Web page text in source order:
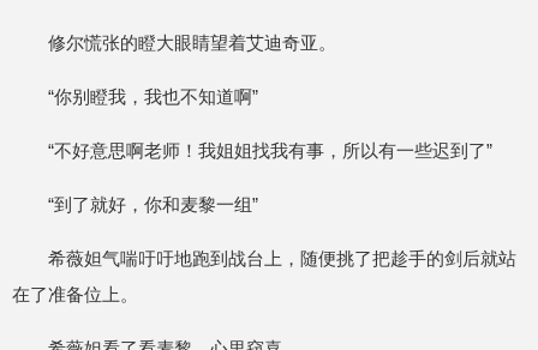
修尔慌张的瞪大眼睛望着艾迪奇亚。
“你别瞪我，我也不知道啊”
“不好意思啊老师！我姐姐找我有事，所以有一些迟到了”
“到了就好，你和麦黎一组”
希薇妲气喘吁吁地跑到战台上，随便挑了把趁手的剑后就站
在了准备位上。